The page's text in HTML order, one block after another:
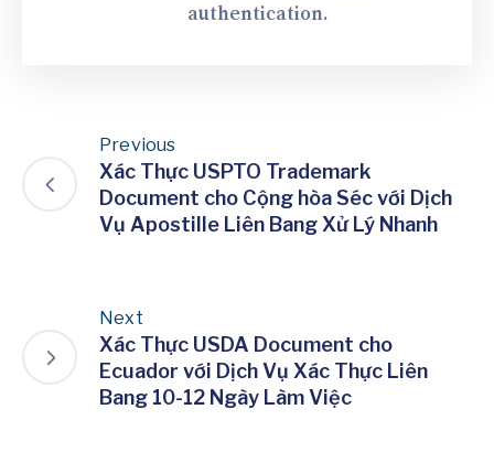
authentication.
Previous
Xác Thực USPTO Trademark
Document cho Cộng hòa Séc với Dịch
Vụ Apostille Liên Bang Xử Lý Nhanh
Next
Xác Thực USDA Document cho
Ecuador với Dịch Vụ Xác Thực Liên
Bang 10-12 Ngày Làm Việc